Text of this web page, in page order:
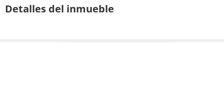
Detalles del inmueble